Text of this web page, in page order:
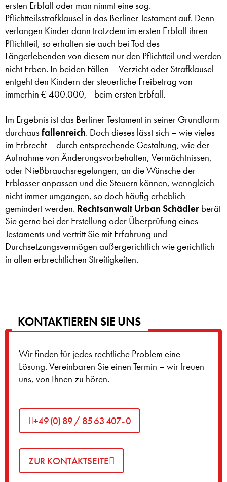
ersten Erbfall oder man nimmt eine sog.
Pflichtteilsstrafklausel in das Berliner Testament auf. Denn
verlangen Kinder dann trotzdem im ersten Erbfall ihren
Pflichtteil, so erhalten sie auch bei Tod des
Längerlebenden von diesem nur den Pflichtteil und werden
nicht Erben. In beiden Fällen – Verzicht oder Strafklausel –
entgeht den Kindern der steuerliche Freibetrag von
immerhin € 400.000,– beim ersten Erbfall.
Im Ergebnis ist das Berliner Testament in seiner Grundform
durchausfallenreich. Doch dieses lässt sich – wie vieles
im Erbrecht – durch entsprechende Gestaltung, wie der
Aufnahme von Änderungsvorbehalten, Vermächtnissen,
oder Nießbrauchsregelungen, an die Wünsche der
Erblasser anpassen und die Steuern können, wenngleich
nicht immer umgangen, so doch häufig erheblich
gemindert werden. Rechtsanwalt Urban Schädler berät
Sie gerne bei der Erstellung oder Überprüfung eines
Testaments und vertritt Sie mit Erfahrung und
Durchsetzungsvermögen außergerichtlich wie gerichtlich
in allen erbrechtlichen Streitigkeiten.
KONTAKTIEREN SIE UNS
Wir finden für jedes rechtliche Problem eine
Lösung. Vereinbaren Sie einen Termin – wir freuen
uns, von Ihnen zu hören.
+49 (0) 89 / 85 63 407- 0
ZUR KONTAKTSEITE